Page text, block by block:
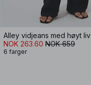
Alley vidjeans med høyt liv
NOK 263.60 NOK 659
6 farger